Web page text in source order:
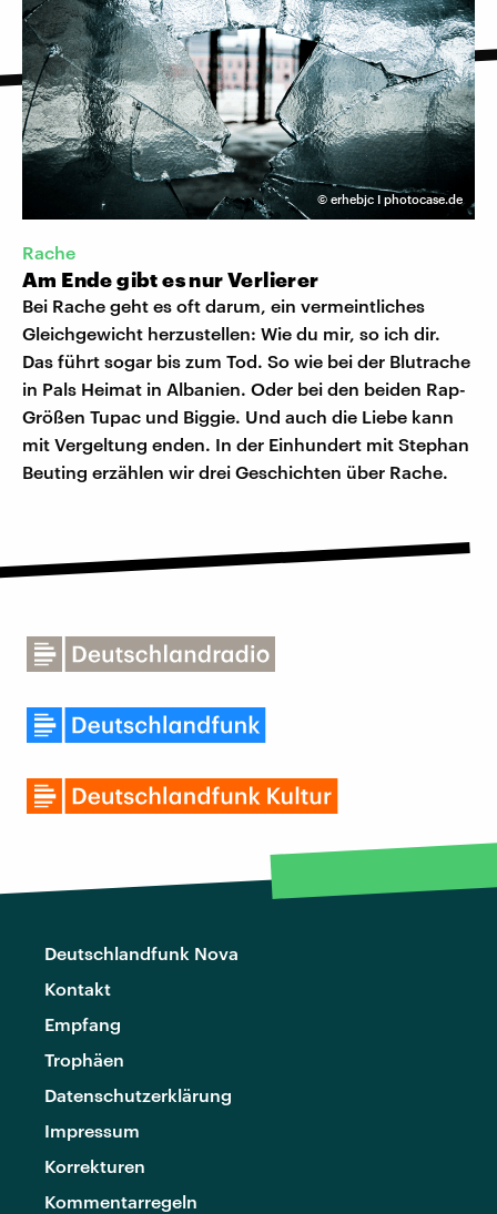
© erhebjc I photocase.de
Rache
Am Ende gibt es nur Verlierer
Bei Rache geht es oft darum, ein vermeintliches
Gleichgewicht herzustellen: Wie du mir, so ich dir.
Das führt sogar bis zum Tod. So wie bei der Blutrache
in Pals Heimat in Albanien. Oder bei den beiden Rap-
Größen Tupac und Biggie. Und auch die Liebe kann
mit Vergeltung enden. In der Einhundert mit Stephan
Beuting erzählen wir drei Geschichten über Rache.
Deutschlandfunk Nova
Kontakt
Empfang
Trophäen
Datenschutzerklärung
Impressum
Korrekturen
Kommentarregeln